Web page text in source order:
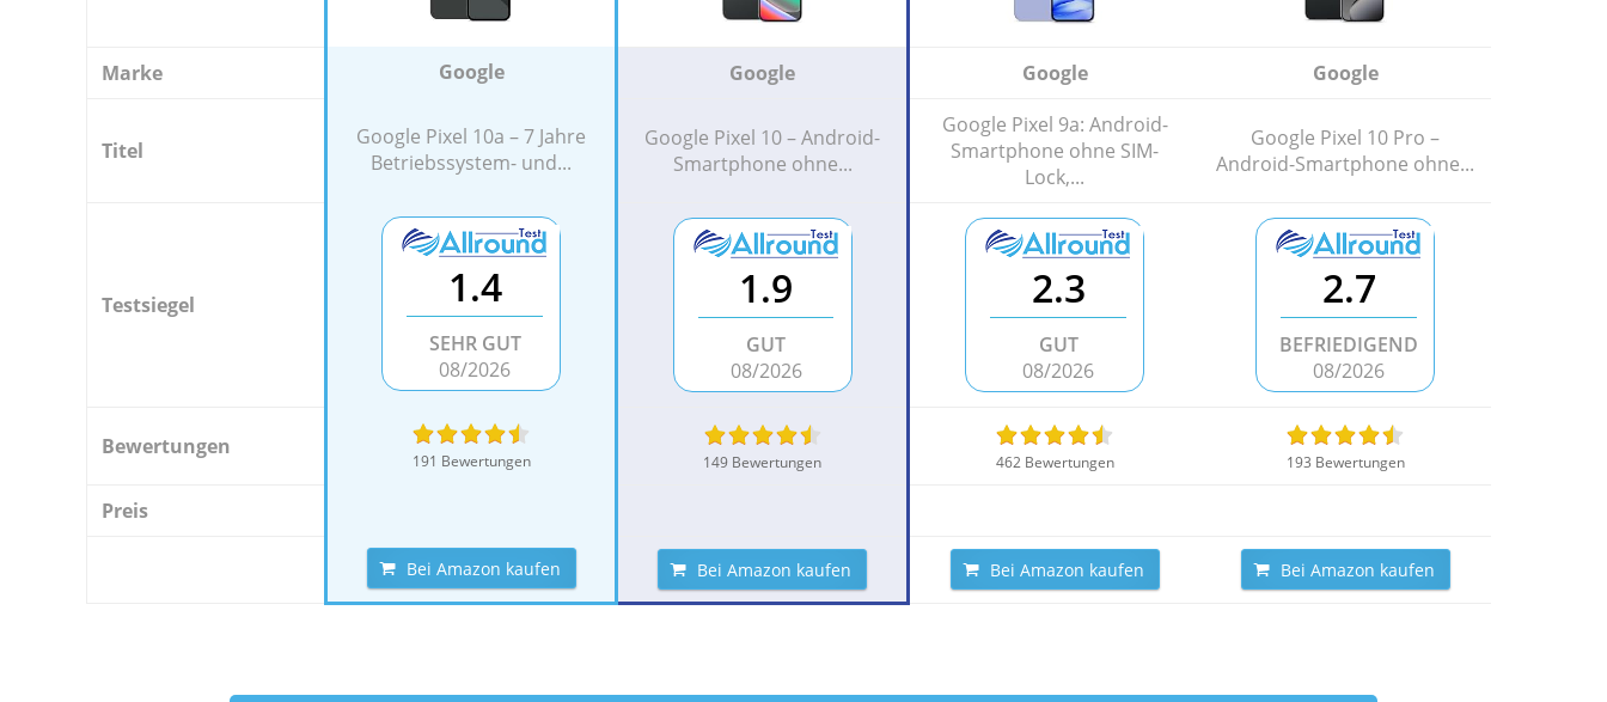
Marke Google Google Google Google
Titel
Google Pixel 10a – 7 Jahre
Betriebssystem- und...
Google Pixel 10 – Android-
Smartphone ohne...
Google Pixel 9a: Android-
Smartphone ohne SIM-
Lock,...
Google Pixel 10 Pro –
Android-Smartphone ohne...
Testsiegel 1.4
SEHR GUT
08/2026
1.9
GUT
08/2026
2.3
GUT
08/2026
2.7
BEFRIEDIGEND
08/2026
Bewertungen
191 Bewertungen 149 Bewertungen 462 Bewertungen 193 Bewertungen
Preis
Bei Amazon kaufen Bei Amazon kaufen Bei Amazon kaufen Bei Amazon kaufen